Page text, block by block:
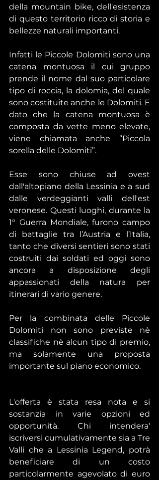
della mountain bike, dell'esistenza
di questo territorio ricco di storia e
bellezze naturali importanti.
Infatti le Piccole Dolomiti sono una
catena montuosa il cui gruppo
prende il nome dal suo particolare
tipo di roccia, la dolomia, del quale
sono costituite anche le Dolomiti. E
dato che la catena montuosa è
composta da vette meno elevate,
viene chiamata anche “Piccola
sorella delle Dolomiti”.
Esse sono chiuse ad ovest
dall'altopiano della Lessinia e a sud
dalle verdeggianti valli dell'est
veronese. Questi luoghi, durante la
1° Guerra Mondiale, furono campo
di battaglie tra l’Austria e l’Italia,
tanto che diversi sentieri sono stati
costruiti dai soldati ed oggi sono
ancora a disposizione degli
appassionati della natura per
itinerari di vario genere.
Per la combinata delle Piccole
Dolomiti non sono previste nè
classifiche nè alcun tipo di premio,
ma solamente una proposta
importante sul piano economico.
L'offerta è stata resa nota e si
sostanzia in varie opzioni ed
opportunità. Chi intendera'
iscriversi cumulativamente sia a Tre
Valli che a Lessinia Legend, potrà
beneficiare di un costo
particolarmente agevolato di euro